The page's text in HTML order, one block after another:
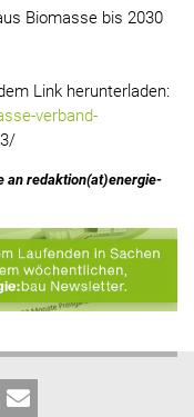
Biomasse bis 2030
Link herunterladen:
verband-
an redaktion(at)energie-